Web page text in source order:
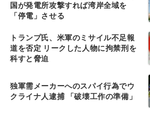
国が発電所攻撃すれば湾岸全域を
「停電」させる
トランプ氏、米軍のミサイル不足報
道を否定 リークした人物に拘禁刑を
科すと脅迫
独軍需メーカーへのスパイ行為でウ
クライナ人逮捕 「破壊工作の準備」